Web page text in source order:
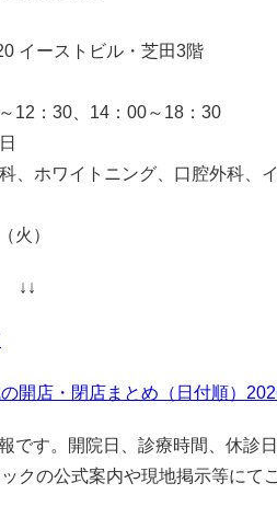
イーストビル・芝田3階
12：30、14：00～18：30
、ホワイトニング、口腔外科、
火）
↓↓
開店・閉店まとめ（日付順）
です。開院日、診療時間、休診
クの公式案内や現地掲示等にて